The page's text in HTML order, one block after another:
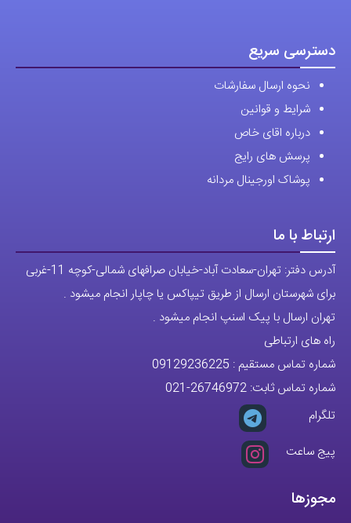
دسترسی سریع
نحوه ارسال سفارشات
شرایط و قوانین
درباره اقای خاص
پرسش های رایج
پوشاک اورجینال مردانه
ارتباط با ما
آدرس دفتر: تهران-سعادت آباد-خیابان صرافهای شمالی-کوچه 11-غربی
برای شهرستان ارسال از طریق تیپاکس یا چاپار انجام میشود .
تهران ارسال با پیک اسنپ انجام میشود .
راه های ارتباطی
شماره تماس مستقیم : 09129236225
شماره تماس ثابت: 26746972
-021
تلگرام
پیج ساعت
مجوزها